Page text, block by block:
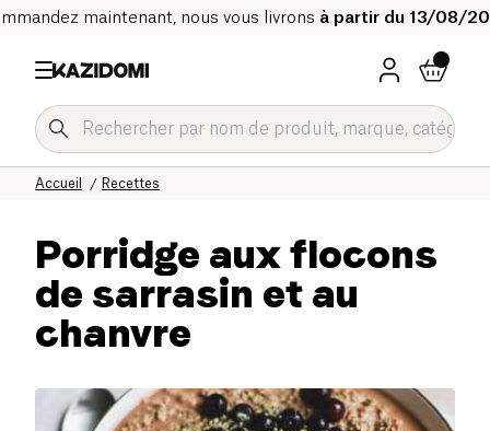
maintenant, nous vous livrons à partir du 13/08/
Recettes
Accueil
Porridge aux flocons
de sarrasin et au
chanvre